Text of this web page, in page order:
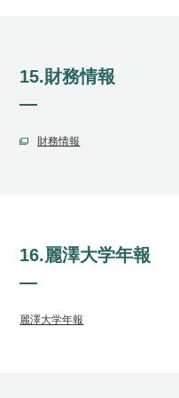
15.財務情報
財務情報
16.麗澤大学年報
麗澤大学年報